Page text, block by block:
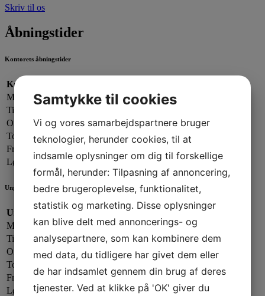
Skriv til os
Åbningstider
Kontorets åbningstider
Kontorets åbningstider:
Mandag:
13.00 - 19.00
Tirsdag:
Onsdag:
09.00 - 13.00
Torsdag:
13.00 - 17.00
Fredag:
Lørdag - Søndag: Lukket
Ungdomsafdelingen
Ungdomsafdelingen:
Mandag: 17.00 - 20.00
Tirsdag:
Lukket
Onsdag:
17.00 - 20.00
Torsdag:
Fredag:
Lukket
Lørdag:
Efter aftale
Samtykke til cookies
Vi og vores samarbejdspartnere bruger
teknologier, herunder cookies, til at
indsamle oplysninger om dig til forskellige
formål, herunder: Tilpasning af annoncering,
bedre brugeroplevelse, funktionalitet,
statistik og marketing. Disse oplysninger
kan blive delt med annoncerings- og
analysepartnere, som kan kombinere dem
med data, du tidligere har givet dem eller
de har indsamlet gennem din brug af deres
tjenester. Ved at klikke på 'OK' giver du